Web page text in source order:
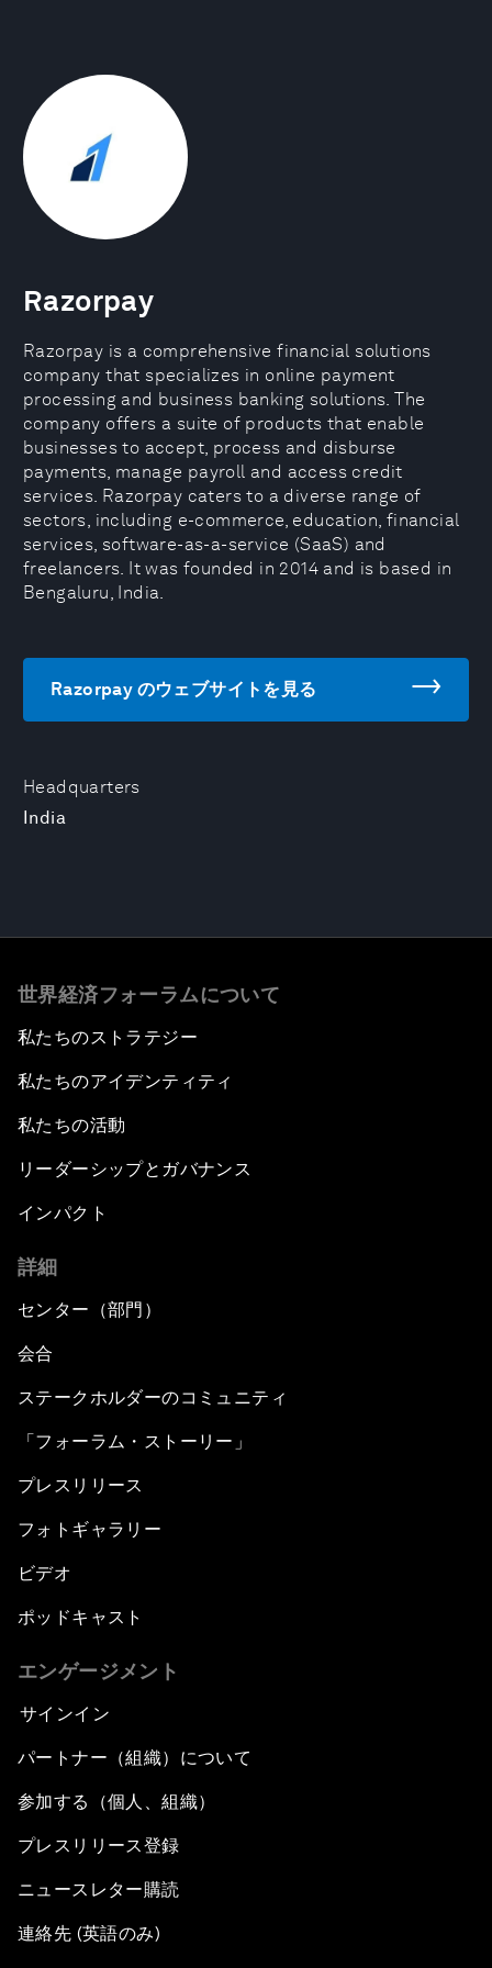
Headquarters
India
Razorpay
Razorpay is a comprehensive financial solutions
company that specializes in online payment
processing and business banking solutions. The
company offers a suite of products that enable
businesses to accept, process and disburse
payments, manage payroll and access credit
services. Razorpay caters to a diverse range of
sectors, including e-commerce, education, financial
services, software-as-a-service (SaaS) and
freelancers. It was founded in 2014 and is based in
Bengaluru, India.
Razorpay のウェブサイトを見る
世界経済フォーラムについて
私たちのストラテジー
私たちのアイデンティティ
私たちの活動
リーダーシップとガバナンス
インパクト
詳細
センター（部門）
会合
ステークホルダーのコミュニティ
「フォーラム・ストーリー」
プレスリリース
フォトギャラリー
ビデオ
ポッドキャスト
エンゲージメント
サインイン
パートナー（組織）について
参加する（個人、組織）
プレスリリース登録
ニュースレター購読
連絡先 (英語のみ)